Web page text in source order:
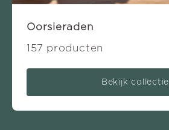
Oorsieraden
157 producten
Bekijk collectie